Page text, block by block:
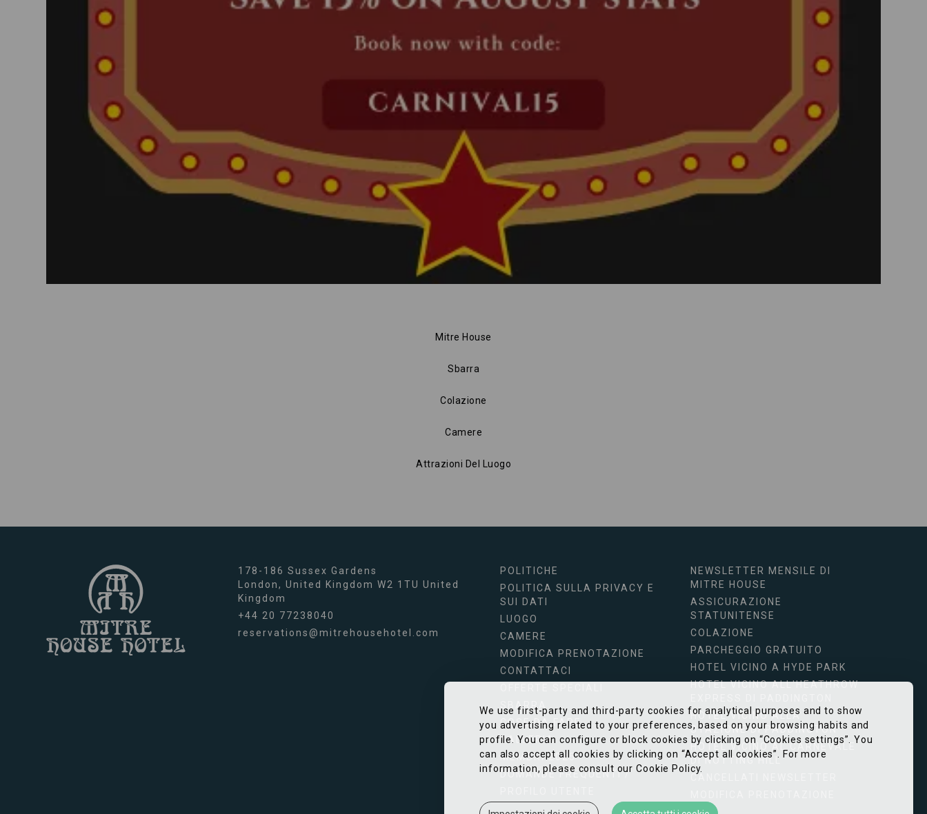
Mitre House
Sbarra
Colazione
Camere
Attrazioni Del Luogo
178-186 Sussex Gardens
London, United Kingdom W2 1TU United
Kingdom
+44 20 77238040
reservations@mitrehousehotel.com
POLITICHE
POLITICA SULLA PRIVACY E
SUI DATI
LUOGO
CAMERE
MODIFICA PRENOTAZIONE
CONTATTACI
SBARRA
COSE DA FARE
GALLERIA
MEMBRI 2025
DOMANDE FREQUENTI /
NEWSLETTER MENSILE DI
MITRE HOUSE
ASSICURAZIONE
STATUNITENSE
COLAZIONE
PARCHEGGIO GRATUITO
HOTEL VICINO A HYDE PARK
HOTEL VICINO ALL'HEATHROW
HOTEL VICINO ALLA
STAZIONE DI PADDINGTON
HOTEL VICINO AL CARNEVALE
DI NOTTING HILL
CANCELLATI NEWSLETTER
We use first-party and third-party cookies for analytical purposes and to show
you advertising related to your preferences, based on your browsing habits and
profile. You can configure or block cookies by clicking on “Cookies settings”. You
can also accept all cookies by clicking on “Accept all cookies”. For more
information, please consult our Cookie Policy.